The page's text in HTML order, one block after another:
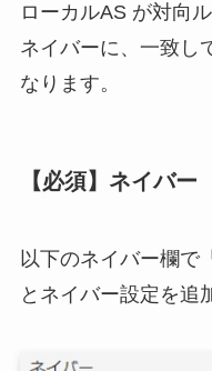
ローカルAS が対向
ネイバーに、一致し
なります。
【必須】ネイバー
以下のネイバー欄で「
とネイバー設定を追